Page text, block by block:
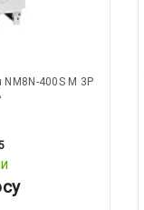
400S M 3Р